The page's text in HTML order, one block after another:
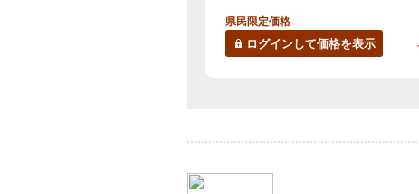
県民限定価格
ログインして価格を表示